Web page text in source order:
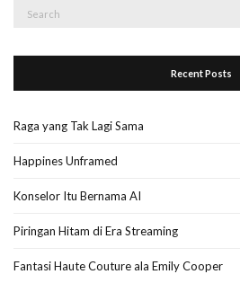
Recent Posts
Raga yang Tak Lagi Sama
Happines Unframed
Konselor Itu Bernama AI
Piringan Hitam di Era Streaming
Fantasi Haute Couture ala Emily Cooper